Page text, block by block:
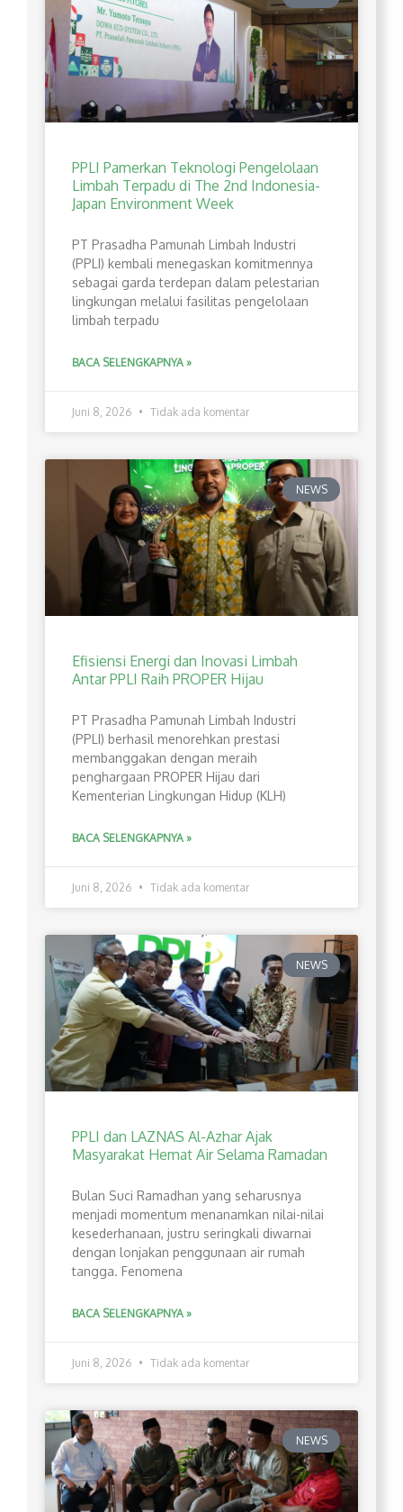
PPLI Pamerkan Teknologi Pengelolaan
Limbah Terpadu di The 2nd Indonesia-
Japan Environment Week
PT Prasadha Pamunah Limbah Industri
(PPLI) kembali menegaskan komitmennya
sebagai garda terdepan dalam pelestarian
lingkungan melalui fasilitas pengelolaan
limbah terpadu
BACA SELENGKAPNYA »
Juni 8, 2026 Tidak ada komentar
NEWS
Efisiensi Energi dan Inovasi Limbah
Antar PPLI Raih PROPER Hijau
PT Prasadha Pamunah Limbah Industri
(PPLI) berhasil menorehkan prestasi
membanggakan dengan meraih
penghargaan PROPER Hijau dari
Kementerian Lingkungan Hidup (KLH)
BACA SELENGKAPNYA »
Juni 8, 2026 Tidak ada komentar
NEWS
PPLI dan LAZNAS Al-Azhar Ajak
Masyarakat Hemat Air Selama Ramadan
Bulan Suci Ramadhan yang seharusnya
menjadi momentum menanamkan nilai-nilai
kesederhanaan, justru seringkali diwarnai
dengan lonjakan penggunaan air rumah
tangga. Fenomena
BACA SELENGKAPNYA »
Juni 8, 2026 Tidak ada komentar
NEWS